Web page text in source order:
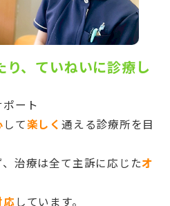
り、ていねいに診療し
ート
して楽しく 通える診療所を目
治療は全て主訴に応じたオ
応しています。